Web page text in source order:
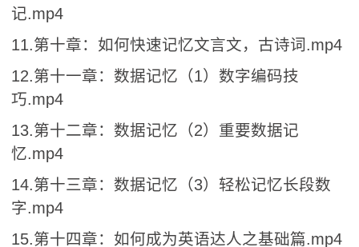
记.mp4
11.第十章：如何快速记忆文言文，古诗词.mp4
12.第十一章：数据记忆（1）数字编码技
巧.mp4
13.第十二章：数据记忆（2）重要数据记
忆.mp4
14.第十三章：数据记忆（3）轻松记忆长段数
字.mp4
15.第十四章：如何成为英语达人之基础篇.mp4